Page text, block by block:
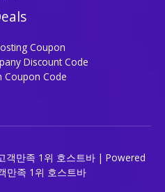
Coupon
Discount Code
Coupon Code
객만족 1위 호스트바 | Powered
만족 1위 호스트바